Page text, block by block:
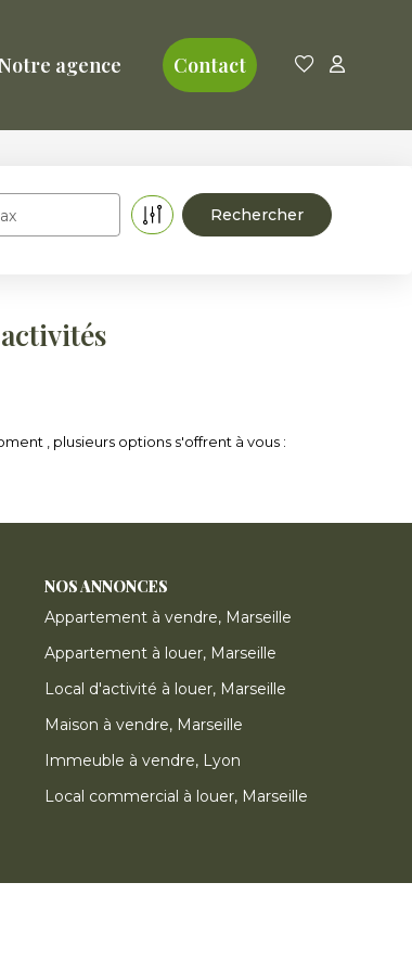
Notre agence Contact
, plusieurs options s'offrent à vous :
NOS ANNONCES
Appartement à vendre, Marseille
Appartement à louer, Marseille
Local d'activité à louer, Marseille
Maison à vendre, Marseille
Immeuble à vendre, Lyon
Local commercial à louer, Marseille